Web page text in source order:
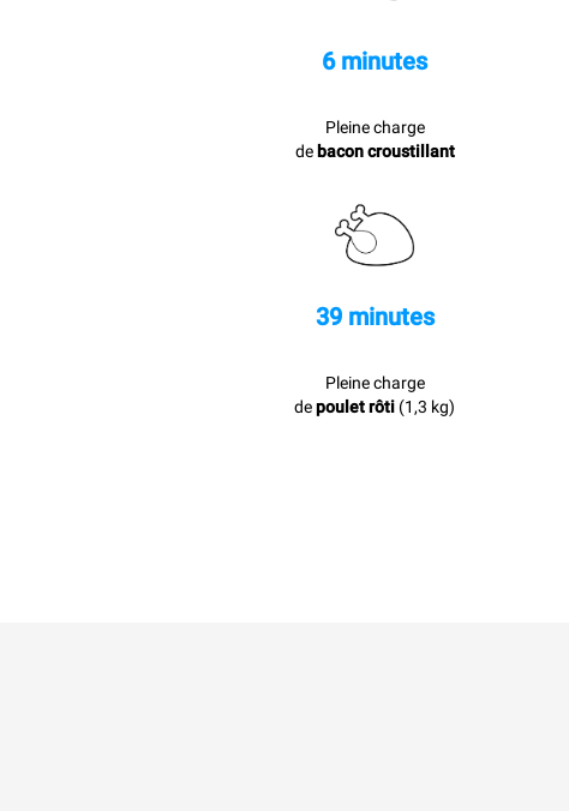
6 minutes
Pleine charge
de bacon croustillant
39 minutes
Pleine charge
depoulet rôti (1,3 kg)